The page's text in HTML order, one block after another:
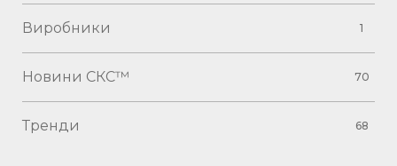
Виробники 1
Новини СКС™ 70
Тренди 68